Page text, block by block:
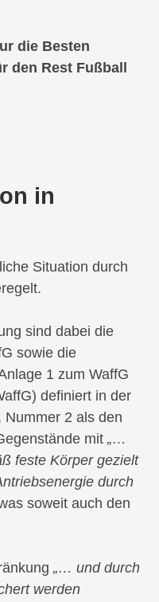
die Besten
den Rest Fußball
in
Situation durch
sind dabei die
sowie die
1 zum WaffG
definiert in der
2 als den
mit „…
feste Körper gezielt
durch
soweit auch den
„… und durch
werden